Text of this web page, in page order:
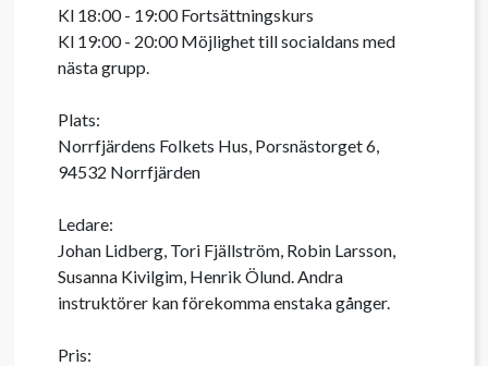
Kl 18:00 - 19:00 Fortsättningskurs
Kl 19:00 - 20:00 Möjlighet till socialdans med
nästa grupp.
Plats:
Norrfjärdens Folkets Hus, Porsnästorget 6,
94532 Norrfjärden
Ledare:
Johan Lidberg, Tori Fjällström, Robin Larsson,
Susanna Kivilgim, Henrik Ölund. Andra
instruktörer kan förekomma enstaka gånger.
Pris: